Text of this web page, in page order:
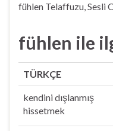
fühlen Telaffuzu, Sesli
fühlen ile
TÜRKÇE
kendini dışlanmış
hissetmek